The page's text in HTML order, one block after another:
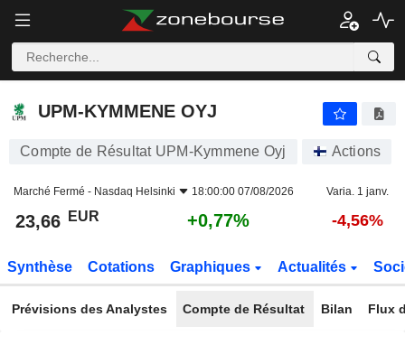
UPM-KYMMENE OYJ
UPM-KYMMENE OYJ
Compte de Résultat UPM-Kymmene Oyj Actions
Marché Fermé - Nasdaq Helsinki 18:00:00 07/08/2026 Varia. 1 janv.
23,66 EUR +0,77% -4,56%
Synthèse Cotations Graphiques Actualités
Prévisions des Analystes Compte de Résultat Bilan Flux